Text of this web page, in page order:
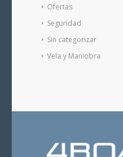
Ofertas
Seguridad
Sin categorizar
Vela y Maniobra